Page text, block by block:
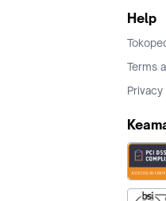
Help
Terms
Privacy